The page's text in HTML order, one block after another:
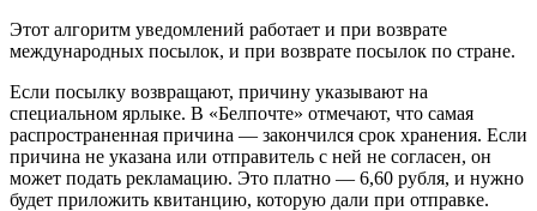
Этот алгоритм уведомлений работает и при возврате
международных посылок, и при возврате посылок по стране.
Если посылку возвращают, причину указывают на
специальном ярлыке. В «Белпочте» отмечают, что самая
распространенная причина — закончился срок хранения. Если
причина не указана или отправитель с ней не согласен, он
может подать рекламацию. Это платно — 6,60 рубля, и нужно
будет приложить квитанцию, которую дали при отправке.